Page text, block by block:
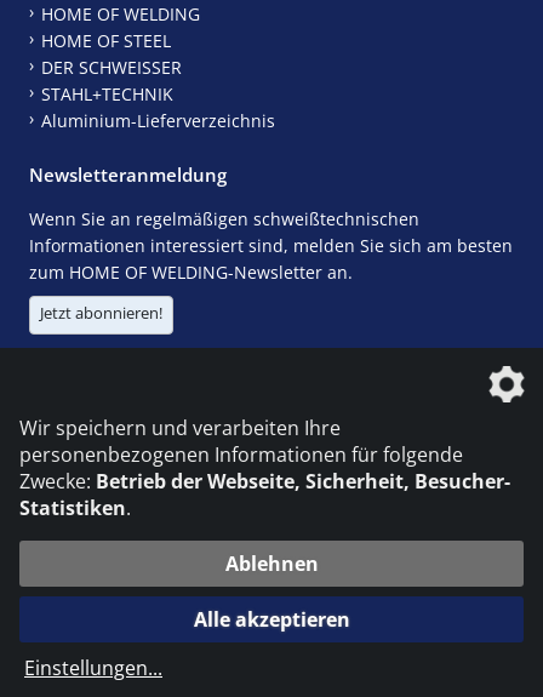
HOME OF WELDING
HOME OF STEEL
DER SCHWEISSER
STAHL+TECHNIK
Aluminium-Lieferverzeichnis
Newsletteranmeldung
Wenn Sie an regelmäßigen schweißtechnischen
Informationen interessiert sind, melden Sie sich am besten
zum HOME OF WELDING-Newsletter an.
Jetzt abonnieren!
Die DVS Media GmbH ist ein Unternehmen der
© 2026 DVS Media GmbH
Datenschutzeinstellungen
die profilschmiede - Internetagentur
Wir speichern und verarbeiten Ihre
personenbezogenen Informationen für folgende
Zwecke: Betrieb der Webseite, Sicherheit, Besucher-
Statistiken.
Ablehnen
Alle akzeptieren
Einstellungen...